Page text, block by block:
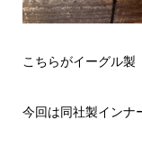
こちらがイーグル製
今回は同社製インナ